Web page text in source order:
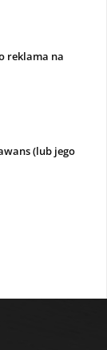
reklama na
(lub jego